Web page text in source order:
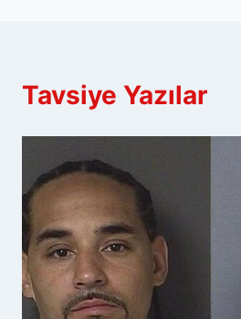
Tavsiye Yazılar